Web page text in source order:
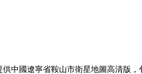
中國遼寧省鞍山市衛星地圖高清版